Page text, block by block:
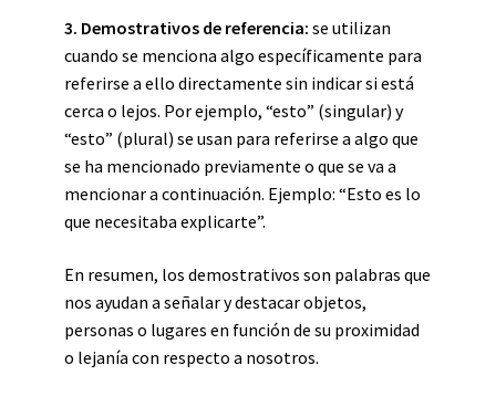
3. Demostrativos de referencia: se utilizan
cuando se menciona algo específicamente para
referirse a ello directamente sin indicar si está
cerca o lejos. Por ejemplo, “esto” (singular) y
“esto” (plural) se usan para referirse a algo que
se ha mencionado previamente o que se va a
mencionar a continuación. Ejemplo: “Esto es lo
que necesitaba explicarte”.
En resumen, los demostrativos son palabras que
nos ayudan a señalar y destacar objetos,
personas o lugares en función de su proximidad
o lejanía con respecto a nosotros.